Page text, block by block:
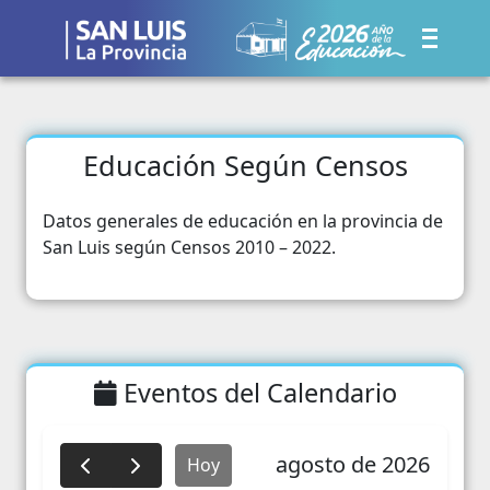
Educación Según Censos
Datos generales de educación en la provincia de
San Luis según Censos 2010 – 2022.
Eventos del Calendario
Hoy agosto de 2026